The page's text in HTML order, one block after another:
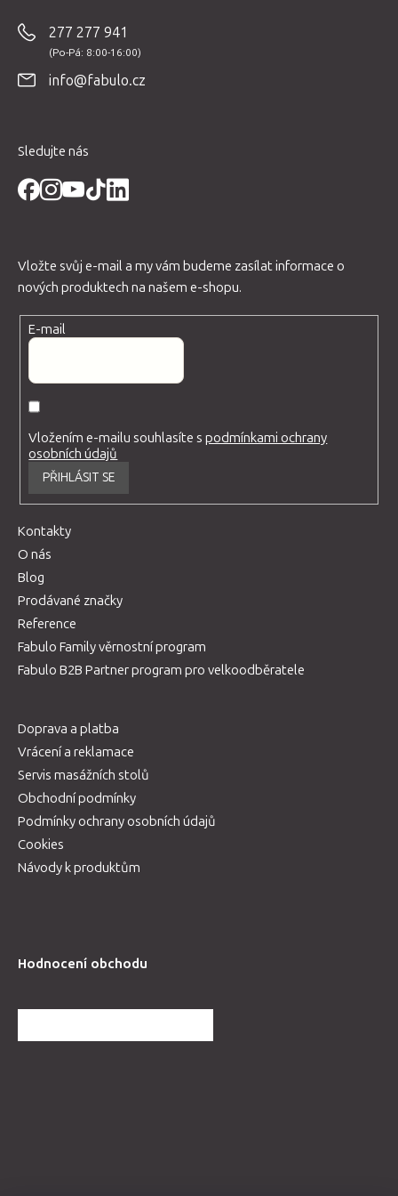
277 277 941
info@fabulo.cz
Sledujte nás
Vložte svůj e-mail a my vám budeme zasílat informace o
nových produktech na našem e-shopu.
E-mail
Vložením e-mailu souhlasíte spodmínkami ochrany
osobních údajů
PŘIHLÁSIT SE
Kontakty
O nás
Blog
Prodávané značky
Reference
Fabulo Family věrnostní program
Fabulo B2B Partner program pro velkoodběratele
Doprava a platba
Vrácení a reklamace
Servis masážních stolů
Obchodní podmínky
Podmínky ochrany osobních údajů
Cookies
Návody k produktům
Hodnocení obchodu